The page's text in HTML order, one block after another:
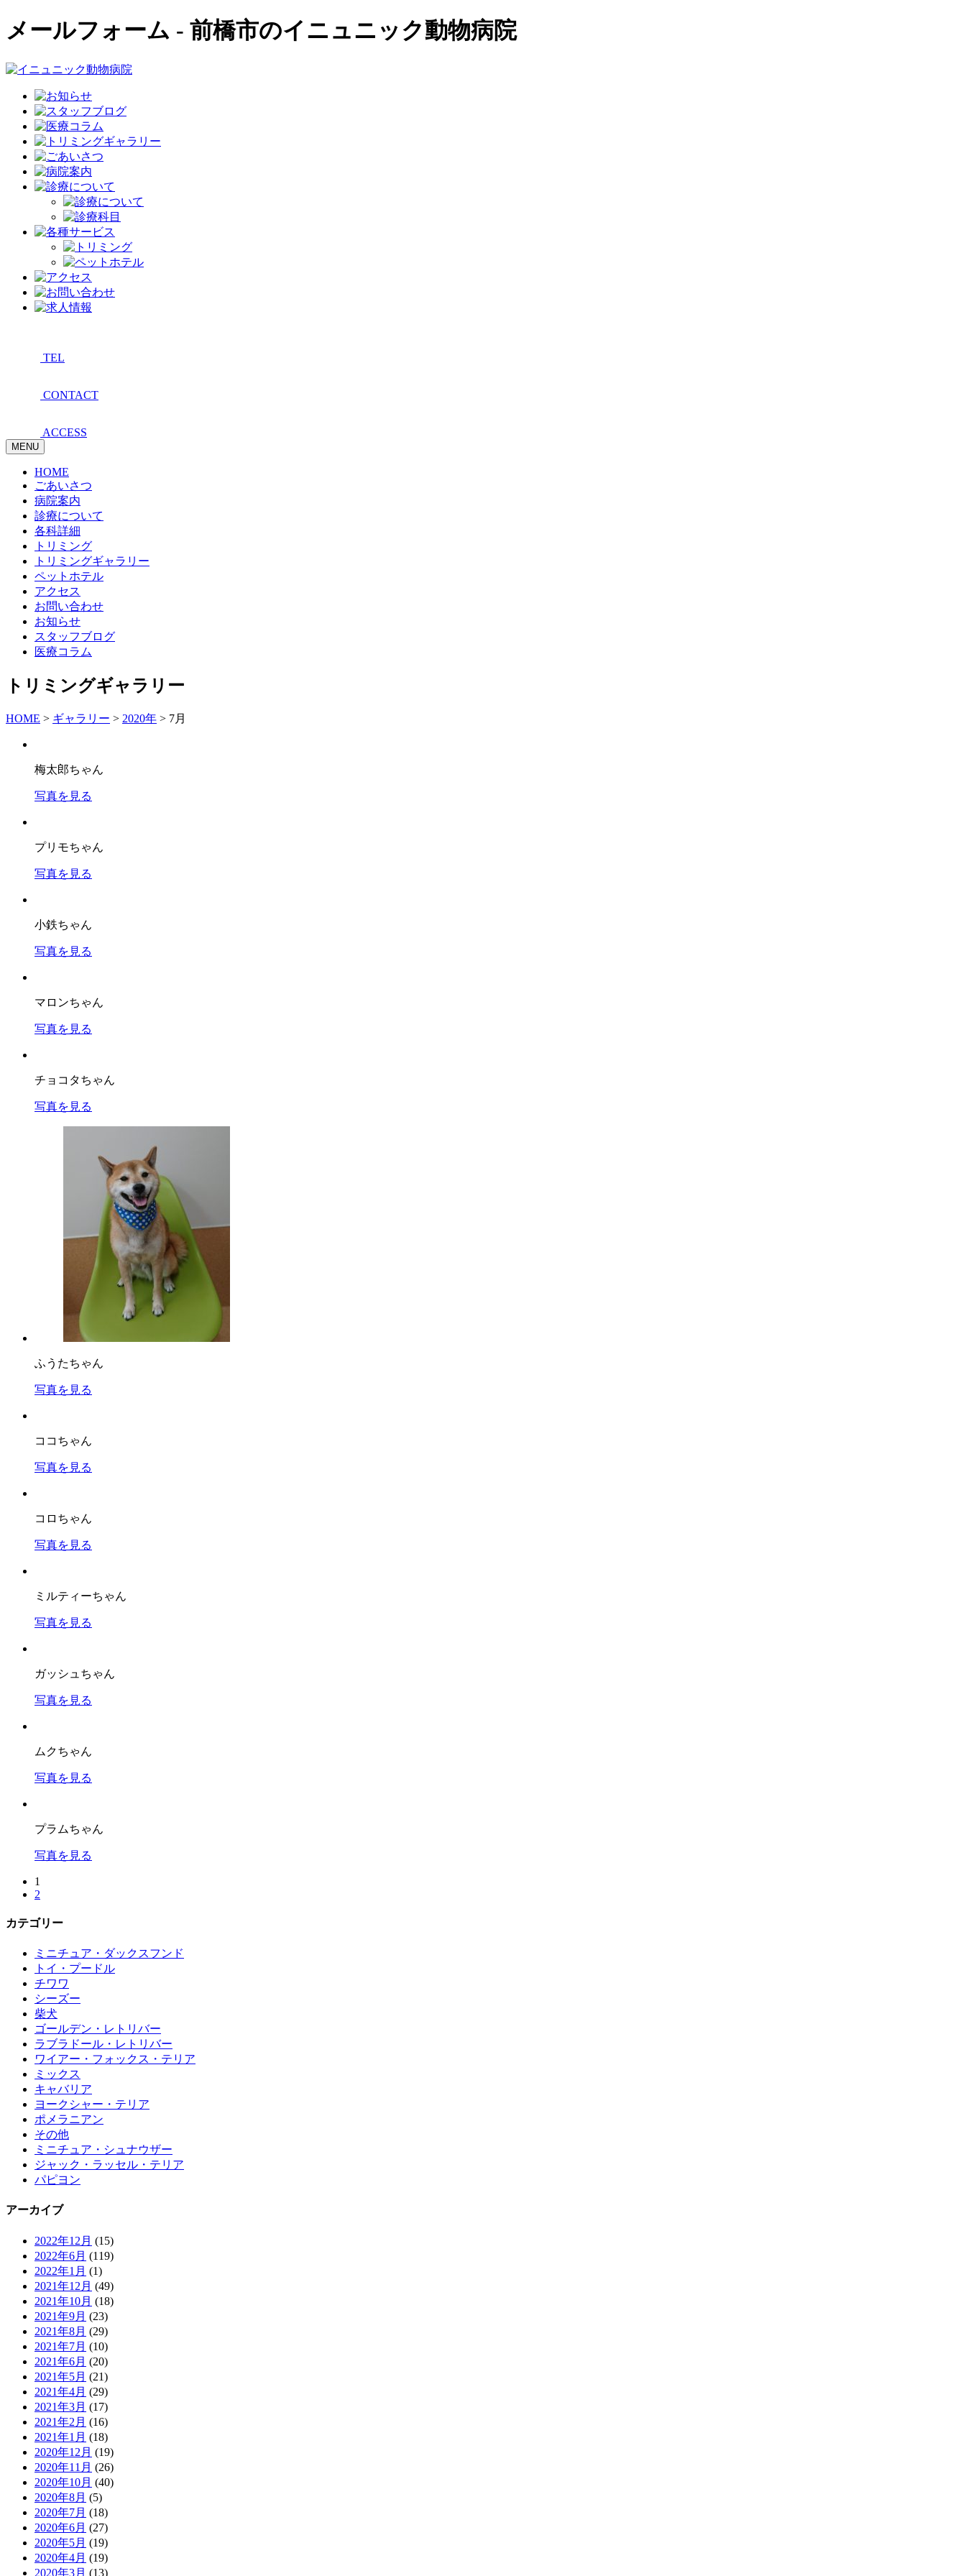
メールフォーム - 前橋市のイニュニック動物病院
TEL
CONTACT
ACCESS
MENU
HOME
ごあいさつ
病院案内
診療について
各科詳細
トリミング
トリミングギャラリー
ペットホテル
アクセス
お問い合わせ
お知らせ
スタッフブログ
医療コラム
トリミングギャラリー
HOME > ギャラリー > 2020年 > 7月
梅太郎ちゃん
写真を見る
プリモちゃん
写真を見る
小鉄ちゃん
写真を見る
マロンちゃん
写真を見る
チョコタちゃん
写真を見る
ふうたちゃん
写真を見る
ココちゃん
写真を見る
コロちゃん
写真を見る
ミルティーちゃん
写真を見る
ガッシュちゃん
写真を見る
ムクちゃん
写真を見る
プラムちゃん
写真を見る
1
2
カテゴリー
ミニチュア・ダックスフンド
トイ・プードル
チワワ
シーズー
柴犬
ゴールデン・レトリバー
ラブラドール・レトリバー
ワイアー・フォックス・テリア
ミックス
キャバリア
ヨークシャー・テリア
ポメラニアン
その他
ミニチュア・シュナウザー
ジャック・ラッセル・テリア
パピヨン
アーカイブ
2022年12月 (15)
2022年6月 (119)
2022年1月 (1)
2021年12月 (49)
2021年10月 (18)
2021年9月 (23)
2021年8月 (29)
2021年7月 (10)
2021年6月 (20)
2021年5月 (21)
2021年4月 (29)
2021年3月 (17)
2021年2月 (16)
2021年1月 (18)
2020年12月 (19)
2020年11月 (26)
2020年10月 (40)
2020年8月 (5)
2020年7月 (18)
2020年6月 (27)
2020年5月 (19)
2020年4月 (19)
2020年3月 (13)